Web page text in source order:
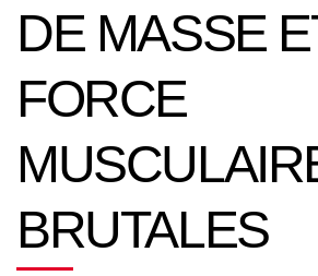
DE MASSE
FORCE
BRUTALES